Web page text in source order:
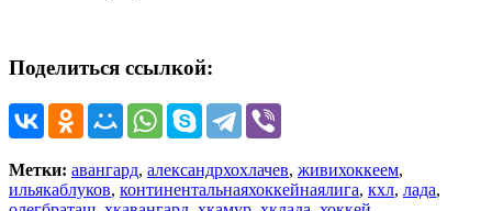
Поделиться ссылкой:
Метки: авангард, александрхохлачев, живихоккеем,
ильякаблуков, континентальнаяхоккейнаялига, кхл, лада,